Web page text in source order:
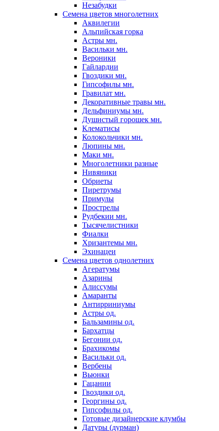
Незабудки
Семена цветов многолетних
Аквилегии
Альпийская горка
Астры мн.
Васильки мн.
Вероники
Гайлардии
Гвоздики мн.
Гипсофилы мн.
Гравилат мн.
Декоративные травы мн.
Дельфиниумы мн.
Душистый горошек мн.
Клематисы
Колокольчики мн.
Люпины мн.
Маки мн.
Многолетники разные
Нивяники
Обриеты
Пиретрумы
Примулы
Прострелы
Рудбекии мн.
Тысячелистники
Фиалки
Хризантемы мн.
Эхинацеи
Семена цветов однолетних
Агератумы
Азарины
Алиссумы
Амаранты
Антирриниумы
Астры од.
Бальзамины од.
Бархатцы
Бегонии од.
Брахикомы
Васильки од.
Вербены
Вьюнки
Гацании
Гвоздики од.
Георгины од.
Гипсофилы од.
Готовые дизайнерские клумбы
Датуры (дурман)